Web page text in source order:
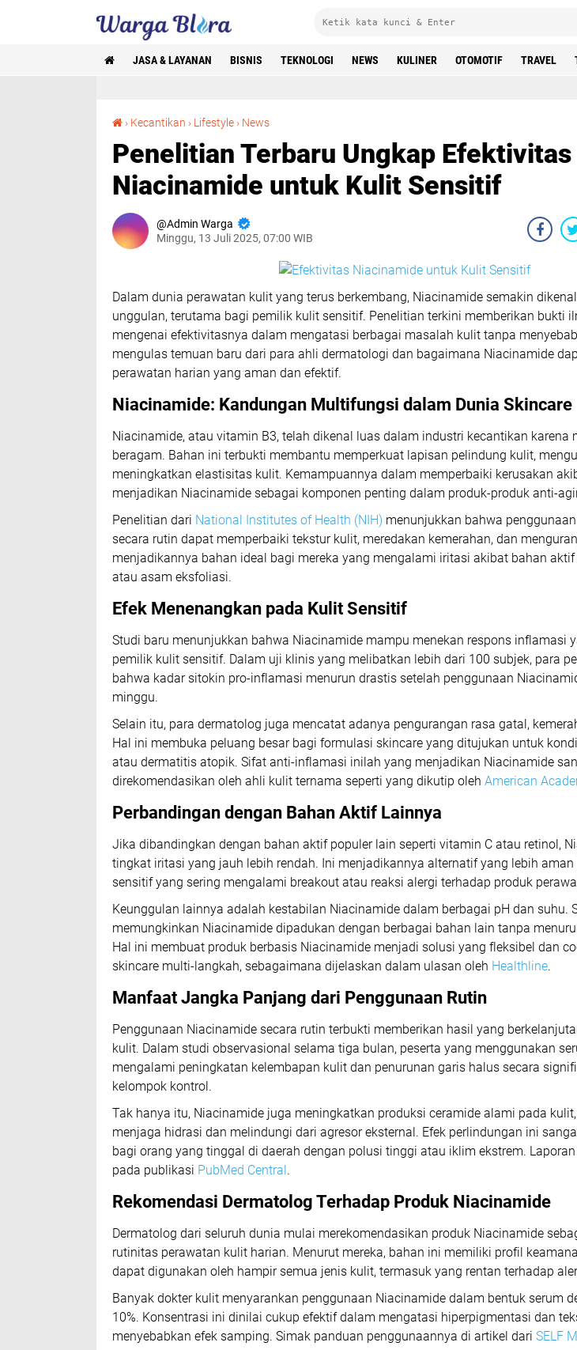
JASA & LAYANAN BISNIS TEKNOLOGI NEWS KULINER OTOMOTIF TRAVEL
› Kecantikan › Lifestyle › News
Penelitian Terbaru Ungkap Efektivitas
Niacinamide untuk Kulit Sensitif
Admin Warga
Minggu, 13 Juli 2025, 07:00 WIB
Dalam dunia perawatan kulit yang terus berkembang, Niacinamide semakin
unggulan, terutama bagi pemilik kulit sensitif. Penelitian terkini memberikan bukti
mengenai efektivitasnya dalam mengatasi berbagai masalah kulit tanpa
mengulas temuan baru dari para ahli dermatologi dan bagaimana Niacinamide
perawatan harian yang aman dan efektif.
Niacinamide: Kandungan Multifungsi dalam Dunia Skincare
Niacinamide, atau vitamin B3, telah dikenal luas dalam industri kecantikan karena
beragam. Bahan ini terbukti membantu memperkuat lapisan pelindung kulit,
meningkatkan elastisitas kulit. Kemampuannya dalam memperbaiki kerusakan
menjadikan Niacinamide sebagai komponen penting dalam produk-produk anti-
Penelitian dari National Institutes of Health (NIH) menunjukkan bahwa
secara rutin dapat memperbaiki tekstur kulit, meredakan kemerahan, dan
menjadikannya bahan ideal bagi mereka yang mengalami iritasi akibat bahan
atau asam eksfoliasi.
Efek Menenangkan pada Kulit Sensitif
Studi baru menunjukkan bahwa Niacinamide mampu menekan respons inflamasi
pemilik kulit sensitif. Dalam uji klinis yang melibatkan lebih dari 100 subjek, para
bahwa kadar sitokin pro-inflamasi menurun drastis setelah penggunaan
minggu.
Selain itu, para dermatolog juga mencatat adanya pengurangan rasa gatal,
Hal ini membuka peluang besar bagi formulasi skincare yang ditujukan untuk
atau dermatitis atopik. Sifat anti-inflamasi inilah yang menjadikan Niacinamide
direkomendasikan oleh ahli kulit ternama seperti yang dikutip oleh American
Perbandingan dengan Bahan Aktif Lainnya
Jika dibandingkan dengan bahan aktif populer lain seperti vitamin C atau retinol,
tingkat iritasi yang jauh lebih rendah. Ini menjadikannya alternatif yang lebih
sensitif yang sering mengalami breakout atau reaksi alergi terhadap produk
Keunggulan lainnya adalah kestabilan Niacinamide dalam berbagai pH dan suhu.
memungkinkan Niacinamide dipadukan dengan berbagai bahan lain tanpa
Hal ini membuat produk berbasis Niacinamide menjadi solusi yang fleksibel dan
skincare multi-langkah, sebagaimana dijelaskan dalam ulasan oleh Healthline.
Manfaat Jangka Panjang dari Penggunaan Rutin
Penggunaan Niacinamide secara rutin terbukti memberikan hasil yang
kulit. Dalam studi observasional selama tiga bulan, peserta yang menggunakan
mengalami peningkatan kelembapan kulit dan penurunan garis halus secara
kelompok kontrol.
Tak hanya itu, Niacinamide juga meningkatkan produksi ceramide alami pada
menjaga hidrasi dan melindungi dari agresor eksternal. Efek perlindungan ini
bagi orang yang tinggal di daerah dengan polusi tinggi atau iklim ekstrem.
pada publikasi PubMed Central.
Rekomendasi Dermatolog Terhadap Produk Niacinamide
Dermatolog dari seluruh dunia mulai merekomendasikan produk Niacinamide
rutinitas perawatan kulit harian. Menurut mereka, bahan ini memiliki profil
dapat digunakan oleh hampir semua jenis kulit, termasuk yang rentan terhadap
Banyak dokter kulit menyarankan penggunaan Niacinamide dalam bentuk serum
10%. Konsentrasi ini dinilai cukup efektif dalam mengatasi hiperpigmentasi dan
menyebabkan efek samping. Simak panduan penggunaannya di artikel dari SELF